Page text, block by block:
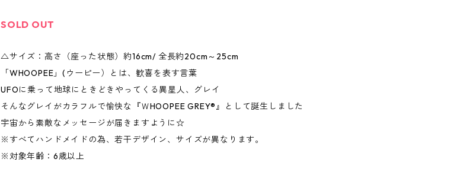
SOLD OUT
△サイズ：高さ（座った状態）約16cm/ 全長約20cm～25cm
「WHOOPEE」(ウーピー）とは、歓喜を表す言葉
UFOに乗って地球にときどきやってくる異星人、グレイ
そんなグレイがカラフルで愉快な『ＷHOOPEE GREY®』として誕生しました
宇宙から素敵なメッセージが届きますように☆
※すべてハンドメイドの為、若干デザイン、サイズが異なります。
※対象年齢：6歳以上